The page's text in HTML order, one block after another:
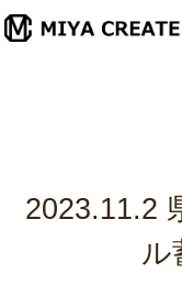
2023.11.2
ル